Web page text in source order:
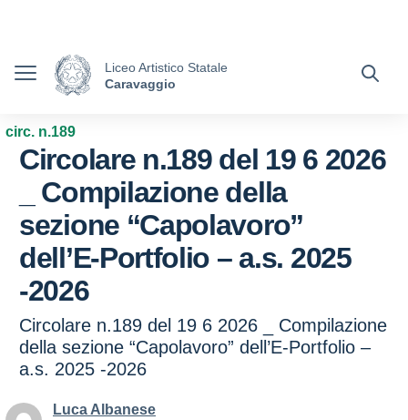
Liceo Artistico Statale
Caravaggio
circ. n.189
Circolare n.189 del 19 6 2026
_ Compilazione della
sezione “Capolavoro”
dell’E-Portfolio – a.s. 2025
-2026
Circolare n.189 del 19 6 2026 _ Compilazione
della sezione “Capolavoro” dell’E-Portfolio –
a.s. 2025 -2026
Luca Albanese